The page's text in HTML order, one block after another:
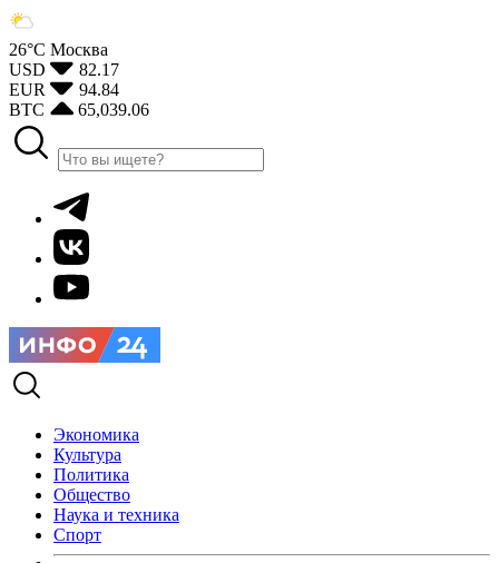
26°С Москва
USD
82.17
EUR
94.84
BTC
65,039.06
Экономика
Культура
Политика
Общество
Наука и техника
Спорт